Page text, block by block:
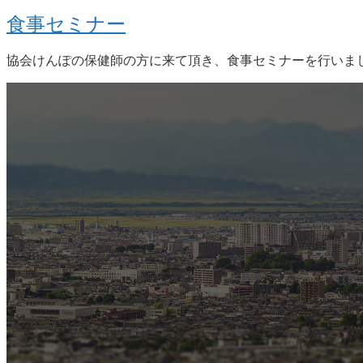
食事セミナー
協会けんぽの保健師の方に来て頂き、食事セミナーを行い
概要
南建設の歴史ある実績・建設技術
旧カネフジハウスの小回りの利くフ
ワークが結びついた新しい建設会社